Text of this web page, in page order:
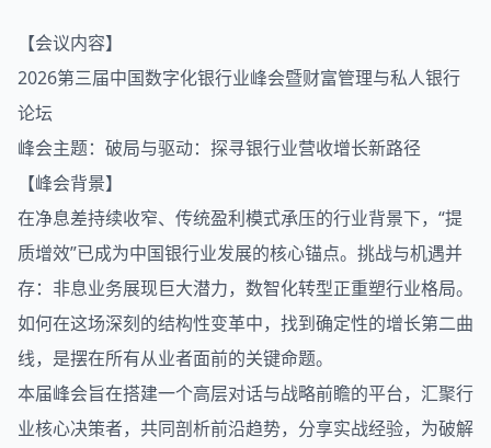
【会议内容】
2026第三届中国数字化银行业峰会暨财富管理与私人银行
论坛
峰会主题：破局与驱动：探寻银行业营收增长新路径
【峰会背景】
在净息差持续收窄、传统盈利模式承压的行业背景下，“提
质增效”已成为中国银行业发展的核心锚点。挑战与机遇并
存：非息业务展现巨大潜力，数智化转型正重塑行业格局。
如何在这场深刻的结构性变革中，找到确定性的增长第二曲
线，是摆在所有从业者面前的关键命题。
本届峰会旨在搭建一个高层对话与战略前瞻的平台，汇聚行
业核心决策者，共同剖析前沿趋势，分享实战经验，为破解